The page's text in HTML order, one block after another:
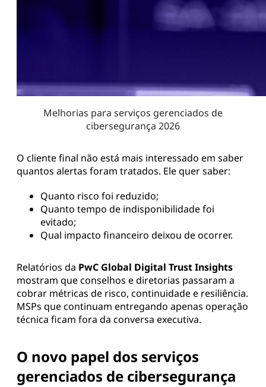
Melhorias para serviços gerenciados de
cibersegurança 2026
O cliente final não está mais interessado em saber
quantos alertas foram tratados. Ele quer saber:
Quanto risco foi reduzido;
Quanto tempo de indisponibilidade foi
evitado;
Qual impacto financeiro deixou de ocorrer.
Relatórios da PwC Global Digital Trust Insights
mostram que conselhos e diretorias passaram a
cobrar métricas de risco, continuidade e resiliência.
MSPs que continuam entregando apenas operação
técnica ficam fora da conversa executiva.
O novo papel dos serviços
gerenciados de cibersegurança